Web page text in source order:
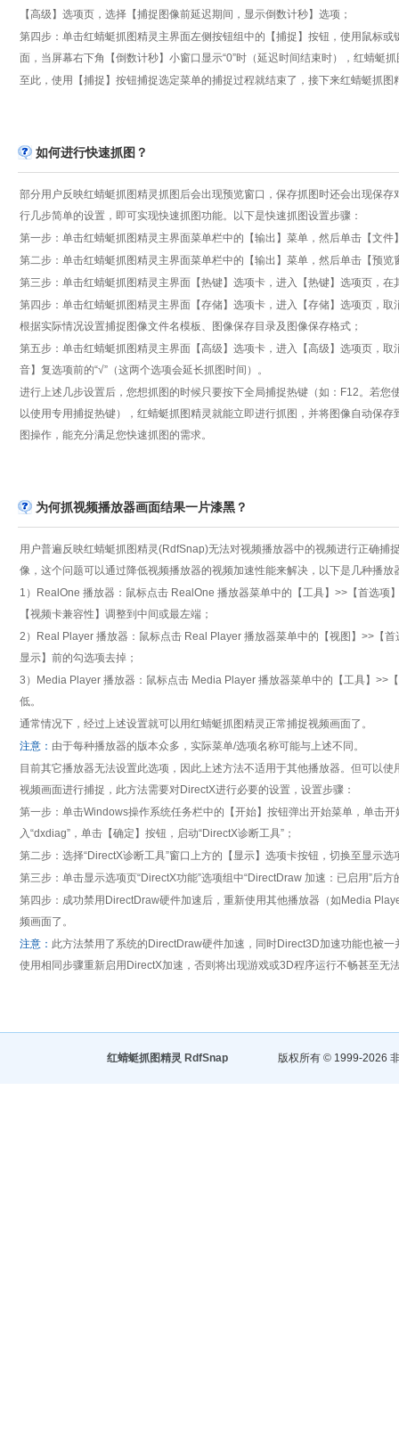
【高级】选项页，选择【捕捉图像前延迟期间，显示倒数计秒】选项；
第四步：单击红蜻蜓抓图精灵主界面左侧按钮组中的【捕捉】按钮，使用鼠标
面，当屏幕右下角【倒数计秒】小窗口显示“0”时（延迟时间结束时），红蜻蜓
至此，使用【捕捉】按钮捕捉选定菜单的捕捉过程就结束了，接下来红蜻蜓抓
如何进行快速抓图？
部分用户反映红蜻蜓抓图精灵抓图后会出现预览窗口，保存抓图时还会出现保
行几步简单的设置，即可实现快速抓图功能。以下是快速抓图设置步骤：
第一步：单击红蜻蜓抓图精灵主界面菜单栏中的【输出】菜单，然后单击【文件
第二步：单击红蜻蜓抓图精灵主界面菜单栏中的【输出】菜单，然后单击【预览
第三步：单击红蜻蜓抓图精灵主界面【热键】选项卡，进入【热键】选项页，
第四步：单击红蜻蜓抓图精灵主界面【存储】选项卡，进入【存储】选项页，
根据实际情况设置捕捉图像文件名模板、图像保存目录及图像保存格式；
第五步：单击红蜻蜓抓图精灵主界面【高级】选项卡，进入【高级】选项页，
音】复选项前的“√”（这两个选项会延长抓图时间）。
进行上述几步设置后，您想抓图的时候只要按下全局捕捉热键（如：F12。若
以使用专用捕捉热键），红蜻蜓抓图精灵就能立即进行抓图，并将图像自动保
图操作，能充分满足您快速抓图的需求。
为何抓视频播放器画面结果一片漆黑？
用户普遍反映红蜻蜓抓图精灵(RdfSnap)无法对视频播放器中的视频进行正确
像，这个问题可以通过降低视频播放器的视频加速性能来解决，以下是几种播放
1）RealOne 播放器：鼠标点击 RealOne 播放器菜单中的【工具】>>【首选项
【视频卡兼容性】调整到中间或最左端；
2）Real Player 播放器：鼠标点击 Real Player 播放器菜单中的【视图】>>【
显示】前的勾选项去掉；
3）Media Player 播放器：鼠标点击 Media Player 播放器菜单中的【工具】>>
低。
通常情况下，经过上述设置就可以用红蜻蜓抓图精灵正常捕捉视频画面了。
注意： 由于每种播放器的版本众多，实际菜单/选项名称可能与上述不同。
目前其它播放器无法设置此选项，因此上述方法不适用于其他播放器。但可以
视频画面进行捕捉，此方法需要对DirectX进行必要的设置，设置步骤：
第一步：单击Windows操作系统任务栏中的【开始】按钮弹出开始菜单，单击开
入“dxdiag”，单击【确定】按钮，启动“DirectX诊断工具”；
第二步：选择“DirectX诊断工具”窗口上方的【显示】选项卡按钮，切换至显示选
第三步：单击显示选项页“DirectX功能”选项组中“DirectDraw 加速：已启用”后
第四步：成功禁用DirectDraw硬件加速后，重新使用其他播放器（如Media
频画面了。
注意： 此方法禁用了系统的DirectDraw硬件加速，同时Direct3D加速功能也被
使用相同步骤重新启用DirectX加速，否则将出现游戏或3D程序运行不畅甚至无
红蜻蜓抓图精灵 RdfSnap 版权所有 © 1999-2026